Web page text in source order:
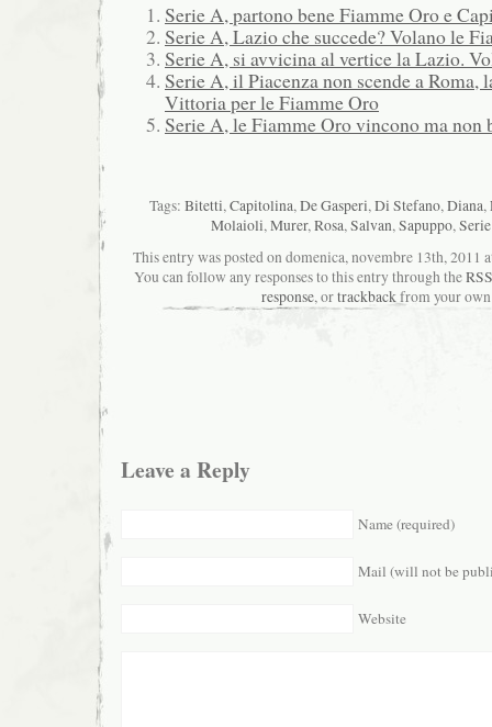
Serie A, partono bene Fiamme Oro e
Serie A, Lazio che succede? Volano le
Serie A, si avvicina al vertice la Lazio.
Serie A, il Piacenza non scende a Roma,
Vittoria per le Fiamme Oro
Serie A, le Fiamme Oro vincono ma non
Tags: Bitetti,Capitolina,De Gasperi,Di Stefano,Diana,
Molaioli,Murer,Rosa,Salvan,Sapuppo,
This entry was posted on domenica, novembre 13th, 2011
You can follow any responses to this entry through the
response, ortrackbackfrom your
Leave a Reply
Name (required)
Mail (will not be
Website